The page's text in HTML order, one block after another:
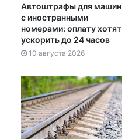
Автоштрафы для машин
с иностранными
номерами: оплату хотят
ускорить до 24 часов
10 августа 2026